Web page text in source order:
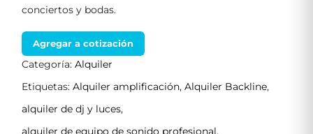
conciertos y bodas.
Agregar a cotización
Categoría: Alquiler
Etiquetas: Alquiler amplificación, Alquiler Backline,
alquiler de dj y luces,